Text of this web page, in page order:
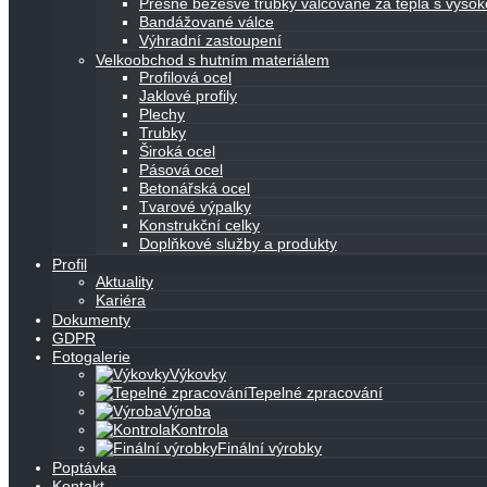
Bandážované válce
Výhradní zastoupení
Velkoobchod s hutním materiálem
Profilová ocel
Jaklové profily
Plechy
Trubky
Široká ocel
Pásová ocel
Betonářská ocel
Tvarové výpalky
Konstrukční celky
Doplňkové služby a produkty
Profil
Aktuality
Kariéra
Dokumenty
GDPR
Fotogalerie
Výkovky
Tepelné zpracování
Výroba
Kontrola
Finální výrobky
Poptávka